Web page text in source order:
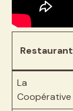
Restaurant
La
Coopérative